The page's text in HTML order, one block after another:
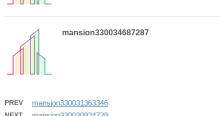
mansion330034687287
PREV mansion330031363346